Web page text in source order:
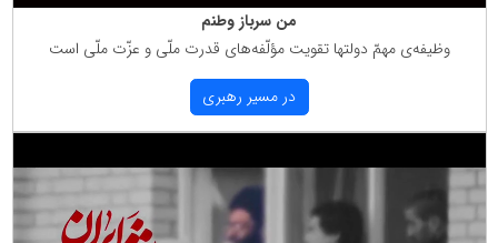
من سرباز وطنم
وظیفه‌ی مهمّ دولتها تقویت مؤلّفه‌های قدرت ملّی و عزّت ملّی است
در مسیر رهبری